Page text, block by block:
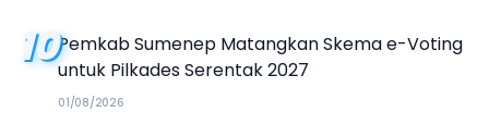
10Pemkab Sumenep Matangkan Skema e-Voting
untuk Pilkades Serentak 2027
01/08/2026